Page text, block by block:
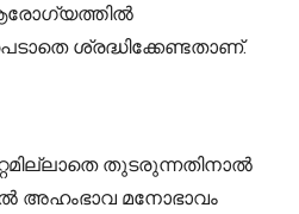
ശ്രദ്ധിക്കേണ്ടതാണ്.
തുടരുന്നതിനാൽ
അഹംഭാവ മനോഭാവം